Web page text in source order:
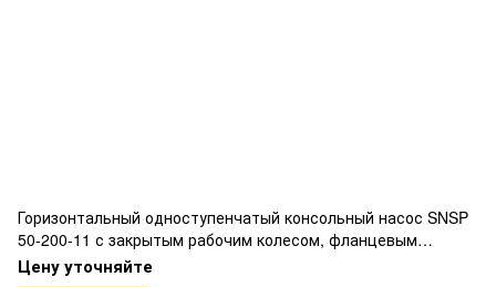
Горизонтальный одноступенчатый консольный насос SNSP
50-200-11 с закрытым рабочим колесом, фланцевым
подключением, изготовлен из чугуна.
Цену уточняйте